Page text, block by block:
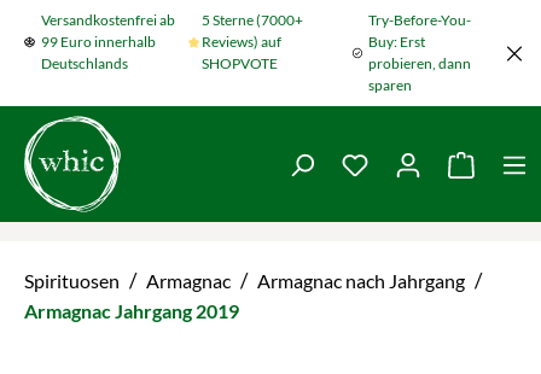
Zum Hauptinhalt springen
Versandkostenfrei ab
99 Euro innerhalb
Deutschlands
5 Sterne (7000+
Reviews) auf
SHOPVOTE
Try-Before-You-
Buy: Erst
probieren, dann
sparen
Du hast 0
Spirituosen / Armagnac / Armagnac nach Jahrgang /
Armagnac Jahrgang 2019